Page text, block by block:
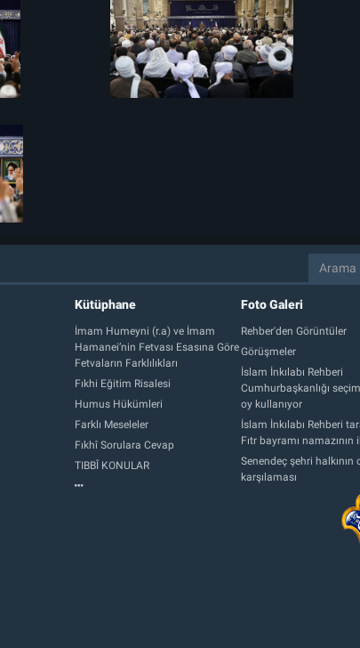
Kütüphane
İmam Humeyni (r.a) ve İmam
Hamanei’nin Fetvası Esasına Göre
Fetvaların Farklılıkları
Fıkhi Eğitim Risalesi
Humus Hükümleri
Farklı Meseleler
Fıkhî Sorulara Cevap
TIBBÎ KONULAR
Foto Galeri
Rehber'den Görüntüler
Görüşmeler
İslam İnkılabı Rehberi
Cumhurbaşkanlığı
oy kullanıyor
İslam İnkılabı Rehberi
Fıtr bayramı namazının
Senendeç şehri halkının
karşılaması